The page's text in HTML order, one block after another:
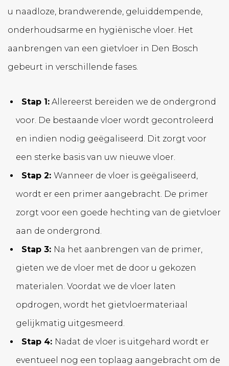
u naadloze, brandwerende, geluiddempende,
onderhoudsarme en hygiënische vloer. Het
aanbrengen van een gietvloer in Den Bosch
gebeurt in verschillende fases.
Stap 1:Allereerst bereiden we de ondergrond
voor. De bestaande vloer wordt gecontroleerd
en indien nodig geëgaliseerd. Dit zorgt voor
een sterke basis van uw nieuwe vloer.
Stap 2: Wanneer de vloer is geëgaliseerd,
wordt er een primer aangebracht. De primer
zorgt voor een goede hechting van de gietvloer
aan de ondergrond.
Stap 3: Na het aanbrengen van de primer,
gieten we de vloer met de door u gekozen
materialen. Voordat we de vloer laten
opdrogen, wordt het gietvloermateriaal
gelijkmatig uitgesmeerd.
Stap 4: Nadat de vloer is uitgehard wordt er
eventueel nog een toplaag aangebracht om de